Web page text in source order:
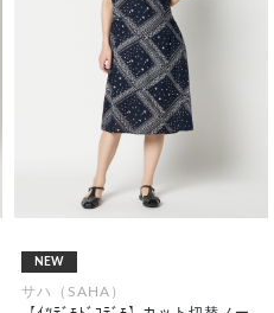
NEW
サハ（SAHA）